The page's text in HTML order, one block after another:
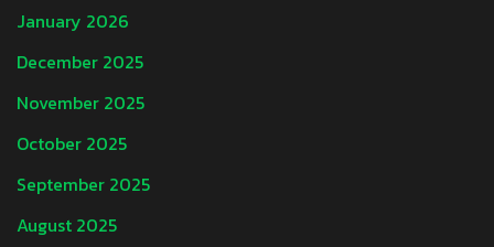
January 2026
December 2025
November 2025
October 2025
September 2025
August 2025